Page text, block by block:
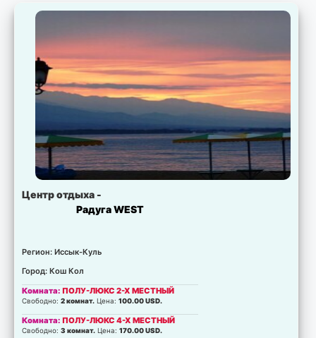
Центр отдыха -
Радуга WEST
Регион: Иссык-Куль
Город: Кош Кол
Комната:ПОЛУ-ЛЮКС 2-Х МЕСТНЫЙ
Свободно:2 комнат. Цена:100.00 USD.
Комната:ПОЛУ-ЛЮКС 4-Х МЕСТНЫЙ
Свободно:3 комнат. Цена:170.00 USD.